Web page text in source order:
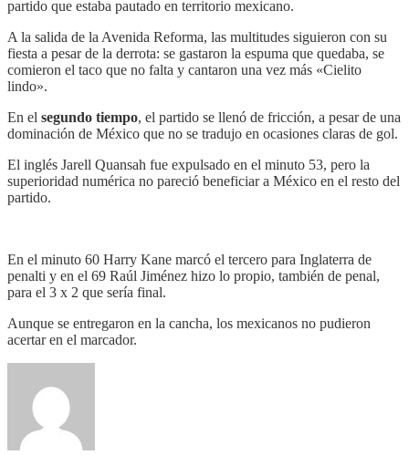
partido que estaba pautado en territorio mexicano.
A la salida de la Avenida Reforma, las multitudes siguieron con su
fiesta a pesar de la derrota: se gastaron la espuma que quedaba, se
comieron el taco que no falta y cantaron una vez más «Cielito
lindo».
En el segundo tiempo, el partido se llenó de fricción, a pesar de una
dominación de México que no se tradujo en ocasiones claras de gol.
El inglés Jarell Quansah fue expulsado en el minuto 53, pero la
superioridad numérica no pareció beneficiar a México en el resto del
partido.
En el minuto 60 Harry Kane marcó el tercero para Inglaterra de
penalti y en el 69 Raúl Jiménez hizo lo propio, también de penal,
para el 3 x 2 que sería final.
Aunque se entregaron en la cancha, los mexicanos no pudieron
acertar en el marcador.